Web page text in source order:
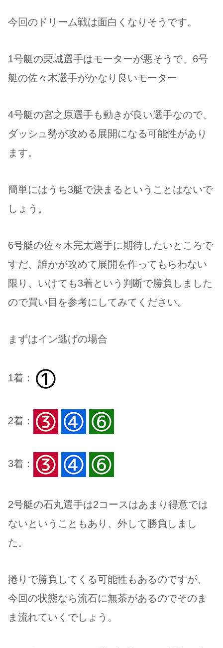
今回のドリーム戦は面白くなりそうです。
1号艇の栗城選手はモーターが悪そうで、6号
艇の佐々木選手がかなり良いモーター
4号艇の宮之原選手も動きが良い選手なので、
ダッシュ勢が攻める展開になる可能性があり
ます。
簡単にはうち3艇で決まるということはないで
しょう。
6号艇の佐々木完太選手に期待したいところで
すだ、誰かが攻めて展開を作ってもらわない
限り、いけても3着という判断で勝負しました
ので買い目を参考にしてみてください。
まずはイン逃げの場合
1着：
2着：
3着：
2号艇の石丸選手は2コースはあまり得意では
ないということもあり、外して勝負しまし
た。
捲りで勝負してくる可能性もあるのですが、
今回の状態なら流石に無茶があるのでそのま
ま流れていくでしょう。